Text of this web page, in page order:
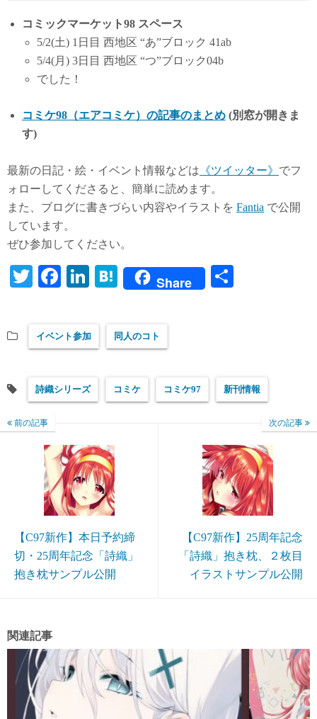
コミックマーケット98 スペース
5/2(土) 1日目 西地区 “あ”ブロック 41ab
5/4(月) 3日目 西地区 “つ”ブロック04b
でした！
コミケ98（エアコミケ）の記事のまとめ (別窓が開きま
す)
最新の日記・絵・イベント情報などは 《ツイッター》 でフ
ォローしてくださると、簡単に読めます。
また、ブログに書きづらい内容やイラストを Fantia で公開
しています。
ぜひ参加してください。
T
r
Fa
ok
Li
ed
In
H
a
Share
イベント参加 同人のコト
詩織シリーズ コミケ コミケ97 新刊情報
前の記事
【C97新作】本日予約締
切・25周年記念「詩織」
抱き枕サンプル公開
次の記事
【C97新作】25周年記念
「詩織」抱き枕、２枚目
イラストサンプル公開
関連記事